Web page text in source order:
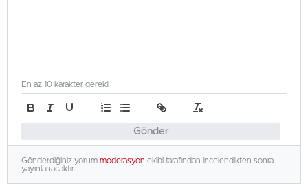
Gönder
En az 10 karakter gerekli
Gönderdiğiniz yorum moderasyon ekibi tarafından incelendikten sonra
yayınlanacaktır.